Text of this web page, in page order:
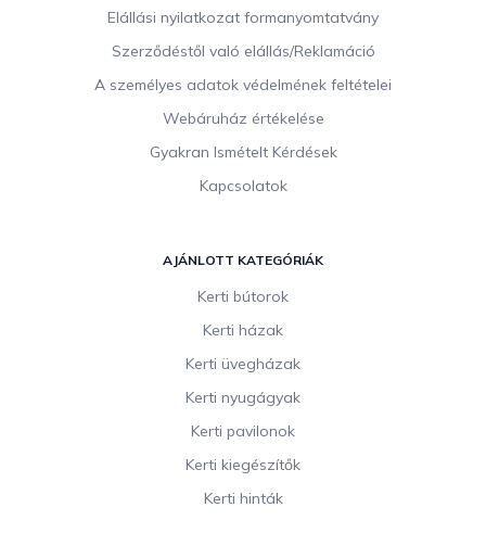
Elállási nyilatkozat formanyomtatvány
Szerződéstől való elállás/Reklamáció
A személyes adatok védelmének feltételei
Webáruház értékelése
Gyakran Ismételt Kérdések
Kapcsolatok
AJÁNLOTT KATEGÓRIÁK
Kerti bútorok
Kerti házak
Kerti üvegházak
Kerti nyugágyak
Kerti pavilonok
Kerti kiegészítők
Kerti hinták